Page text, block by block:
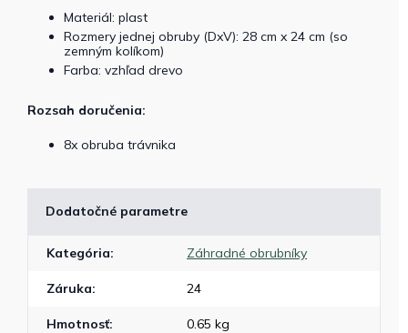
Materiál: plast
Rozmery jednej obruby (DxV): 28 cm x 24 cm (so
zemným kolíkom)
Farba: vzhľad drevo
Rozsah doručenia:
8x obruba trávnika
Dodatočné parametre
Kategória: Záhradné obrubníky
Záruka: 24
Hmotnosť: 0.65 kg